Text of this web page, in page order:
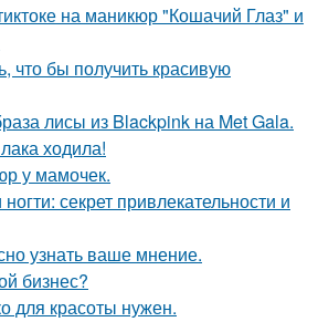
на маникюр "Кошачий Глаз" и
что бы получить красивую
лисы из Blackpink на Met Gala.
ходила!
у мамочек.
секрет привлекательности и
узнать ваше мнение.
бизнес?
для красоты нужен.